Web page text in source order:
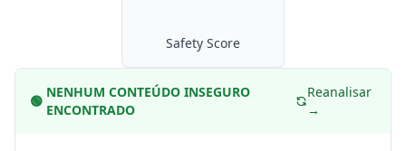
Safety Score
🟢
NENHUM CONTEÚDO INSEGURO
ENCONTRADO
Reanalisar
→